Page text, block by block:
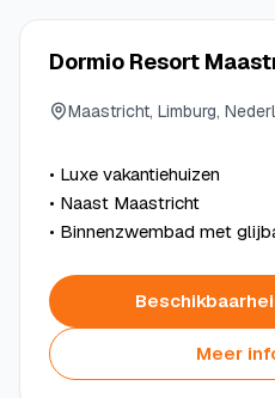
Dormio Resort
Maastricht, Limburg,
• Luxe vakantiehuizen
• Naast Maastricht
• Binnenzwembad met
Meer